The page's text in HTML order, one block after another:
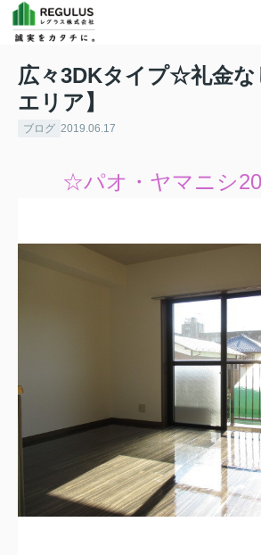
広々3DKタイプ☆礼金な
エリア】
ブログ 2019.06.17
☆パオ・ヤマニシ